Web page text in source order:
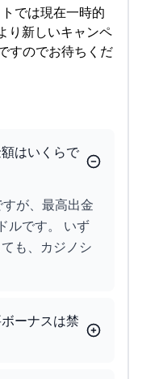
では現在一時的
り新しいキャンペ
すのでお待ちくだ
はいくらで
が、最高出金
ルです。 いず
も、カジノシ
ーナスは禁